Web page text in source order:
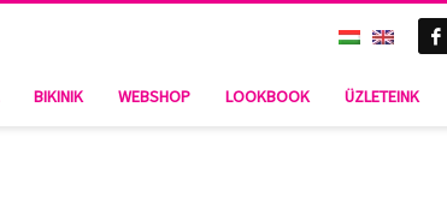
BIKINIK WEBSHOP LOOKBOOK ÜZLETEINK